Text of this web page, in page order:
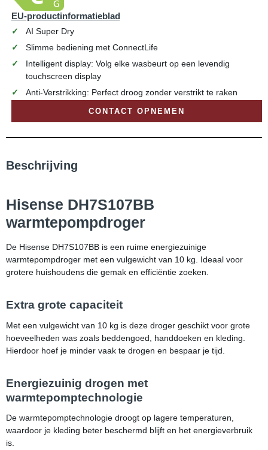
EU-productinformatieblad
AI Super Dry
Slimme bediening met ConnectLife
Intelligent display: Volg elke wasbeurt op een levendig
touchscreen display
Anti-Verstrikking: Perfect droog zonder verstrikt te raken
CONTACT OPNEMEN
Beschrijving
Hisense DH7S107BB
warmtepompdroger
De Hisense DH7S107BB is een ruime energiezuinige
warmtepompdroger met een vulgewicht van 10 kg. Ideaal voor
grotere huishoudens die gemak en efficiëntie zoeken.
Extra grote capaciteit
Met een vulgewicht van 10 kg is deze droger geschikt voor grote
hoeveelheden was zoals beddengoed, handdoeken en kleding.
Hierdoor hoef je minder vaak te drogen en bespaar je tijd.
Energiezuinig drogen met
warmtepomptechnologie
De warmtepomptechnologie droogt op lagere temperaturen,
waardoor je kleding beter beschermd blijft en het energieverbruik
is.